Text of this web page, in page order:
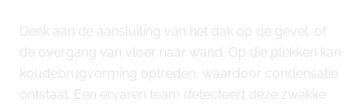
Denk aan de aansluiting van het dak op de gevel, of
de overgang van vloer naar wand. Op die plekken kan
koudebrugvorming optreden, waardoor condensatie
ontstaat. Een ervaren team detecteert deze zwakke